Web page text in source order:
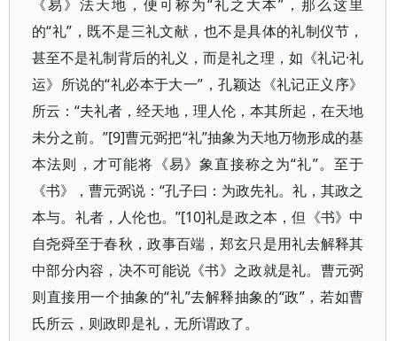
《易》法天地，便可称为“礼之大本”，那么这里
的“礼”，既不是三礼文献，也不是具体的礼制仪节，
甚至不是礼制背后的礼义，而是礼之理，如《礼记·礼
运》所说的“礼必本于大一”，孔颖达《礼记正义序》
所云：“夫礼者，经天地，理人伦，本其所起，在天地
未分之前。”[9]曹元弼把“礼”抽象为天地万物形成的基
本法则，才可能将《易》象直接称之为“礼”。至于
《书》，曹元弼说：“孔子曰：为政先礼。礼，其政之
本与。礼者，人伦也。”[10]礼是政之本，但《书》中
自尧舜至于春秋，政事百端，郑玄只是用礼去解释其
中部分内容，决不可能说《书》之政就是礼。曹元弼
则直接用一个抽象的“礼”去解释抽象的“政”，若如曹
氏所云，则政即是礼，无所谓政了。